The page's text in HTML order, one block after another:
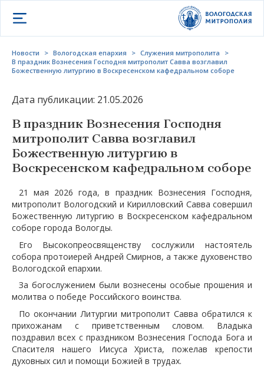
Открыть меню
Новости > Вологодская епархия > Служения митрополита
>
В праздник Вознесения Господня митрополит Савва возглавил
Божественную литургию в Воскресенском кафедральном соборе
Дата публикации: 21.05.2026
В праздник Вознесения Господня
митрополит Савва возглавил
Божественную литургию в
Воскресенском кафедральном соборе
21 мая 2026 года, в праздник Вознесения Господня,
митрополит Вологодский и Кирилловский Савва совершил
Божественную литургию в Воскресенском кафедральном
соборе города Вологды.
Его Высокопреосвященству сослужили настоятель
собора протоиерей Андрей Смирнов, а также духовенство
Вологодской епархии.
За богослужением были вознесены особые прошения и
молитва о победе Российского воинства.
По окончании Литургии митрополит Савва обратился к
прихожанам с приветственным словом. Владыка
поздравил всех с праздником Вознесения Господа Бога и
Спасителя нашего Иисуса Христа, пожелав крепости
духовных сил и помощи Божией в трудах.